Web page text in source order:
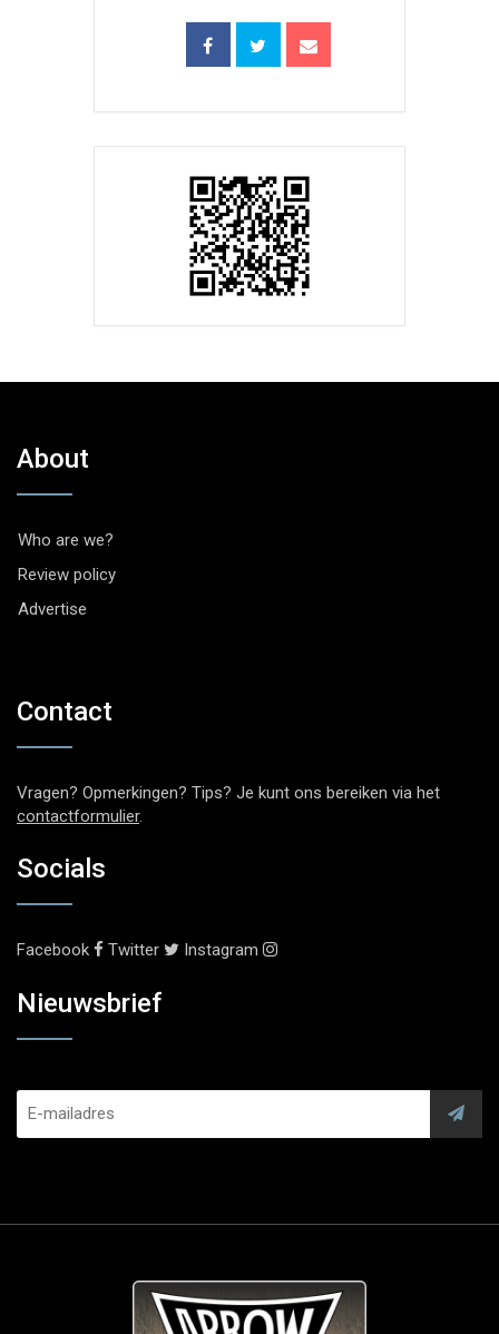
About
Who are we?
Review policy
Advertise
Contact
Vragen? Opmerkingen? Tips? Je kunt ons bereiken via het
contactformulier.
Socials
Facebook Twitter Instagram
Nieuwsbrief